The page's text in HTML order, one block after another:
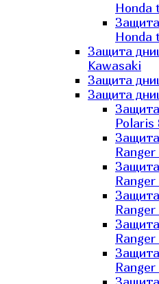
Honda
Honda
Защита
Kawasaki
Защита
Защита
Polaris
Ranger
Ranger
Ranger